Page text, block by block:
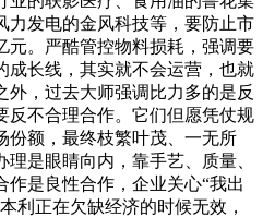
力发电的金风科技等，要防止市
元。严酷管控物料损耗，强调要
成长线，其实就不会运营，也就
外，过去大师强调比力多的是反
反不合理合作。它们但愿凭仗规
份额，最终枝繁叶茂、一无所
是眼睛向内，靠手艺、质量、
是良性合作，企业关心“我出
利正在欠缺经济的时候无效，